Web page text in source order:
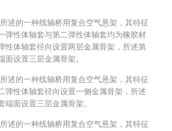
述的一种线轴桥用复合空气悬架，其特征
弹性体轴套与第二弹性体轴套均为橡胶材
性体轴套径向设置两层金属骨架，所述第
面设置三层金属骨架。
述的一种线轴桥用复合空气悬架，其特征
弹性体轴套径向设置一侧金属骨架，所述
端面设置三层金属骨架。
述的一种线轴桥用复合空气悬架，其特征